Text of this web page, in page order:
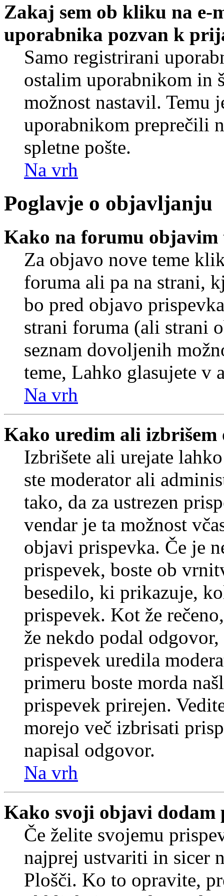
Zakaj sem ob kliku na e-
uporabnika pozvan k
Samo registrirani
ostalim uporabnikom in
možnost nastavil. Temu
uporabnikom preprečili
spletne pošte.
Na vrh
Poglavje o objavljanju
Kako na forumu objavim
Za objavo nove teme
foruma ali pa na strani,
bo pred objavo
strani foruma (ali strani
seznam dovoljenih
teme, Lahko glasujete v
Na vrh
Kako uredim ali izbrišem
Izbrišete ali urejate
ste moderator ali
tako, da za ustrezen
vendar je ta možnost
objavi prispevka. Če je
prispevek, boste ob
besedilo, ki prikazuje,
prispevek. Kot že
že nekdo podal
prispevek uredila
primeru boste morda
prispevek prirejen.
morejo več izbrisati
napisal odgovor.
Na vrh
Kako svoji objavi dodam
Če želite svojemu
najprej ustvariti in sicer
Plošči. Ko to opravite,